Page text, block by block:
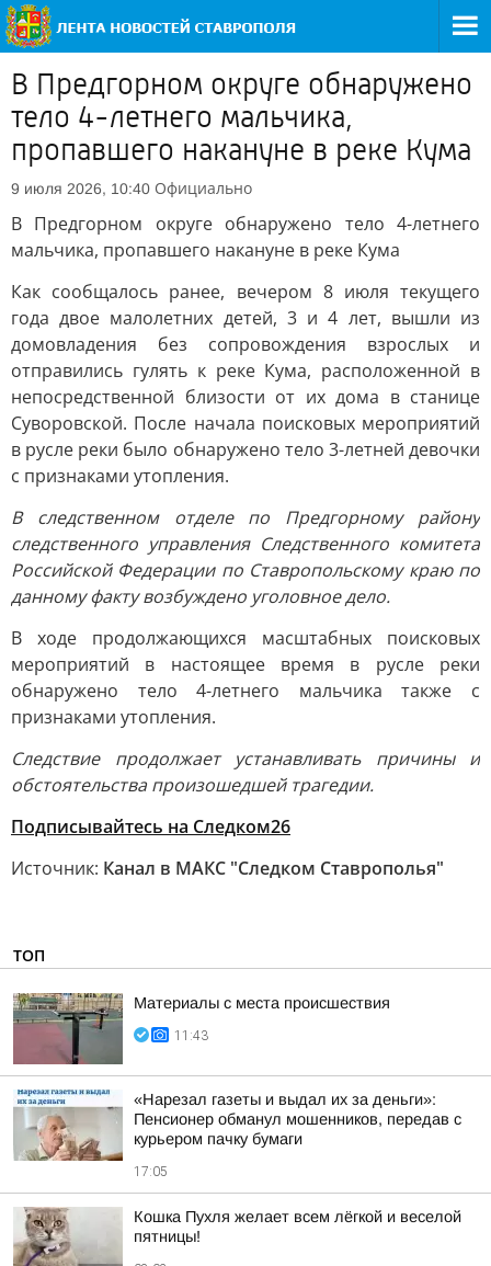
В Предгорном округе обнаружено
тело 4-летнего мальчика,
пропавшего накануне в реке Кума
9 июля 2026, 10:40 Официально
В Предгорном округе обнаружено тело 4-летнего
мальчика, пропавшего накануне в реке Кума
Как сообщалось ранее, вечером 8 июля текущего
года двое малолетних детей, 3 и 4 лет, вышли из
домовладения без сопровождения взрослых и
отправились гулять к реке Кума, расположенной в
непосредственной близости от их дома в станице
Суворовской. После начала поисковых мероприятий
в русле реки было обнаружено тело 3-летней девочки
с признаками утопления.
В следственном отделе по Предгорному району
следственного управления Следственного комитета
Российской Федерации по Ставропольскому краю по
данному факту возбуждено уголовное дело.
В ходе продолжающихся масштабных поисковых
мероприятий в настоящее время в русле реки
обнаружено тело 4-летнего мальчика также с
признаками утопления.
Следствие продолжает устанавливать причины и
обстоятельства произошедшей трагедии.
Подписывайтесь на Следком26
Источник: Канал в МАКС "Следком Ставрополья"
ТОП
Материалы с места происшествия
11:43
«Нарезал газеты и выдал их за деньги»:
Пенсионер обманул мошенников, передав с
курьером пачку бумаги
17:05
Кошка Пухля желает всем лёгкой и веселой
пятницы!